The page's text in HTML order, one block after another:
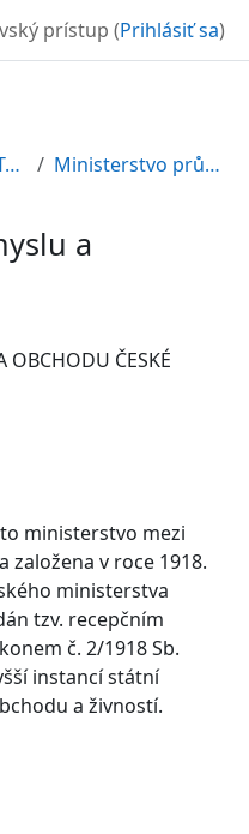
prístup (Prihlásiť sa)
Topic 3 Ministerstvo průmyslu a obchodu
a
OBCHODU ČESKÉ
ministerstvo mezi
v roce 1918.
ministerstva
tzv. recepčním
č. 2/1918 Sb.
instancí státní
a živností.